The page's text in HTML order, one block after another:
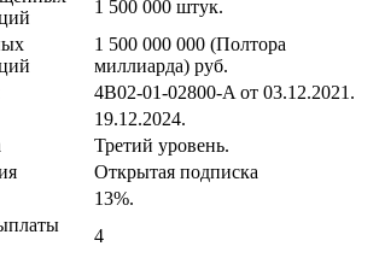
1 500 000 штук.
1 500 000 000 (Полтора
миллиарда) руб.
4B02-01-02800-A от 03.12.2021.
19.12.2024.
Третий уровень.
Открытая подписка
13%.
4